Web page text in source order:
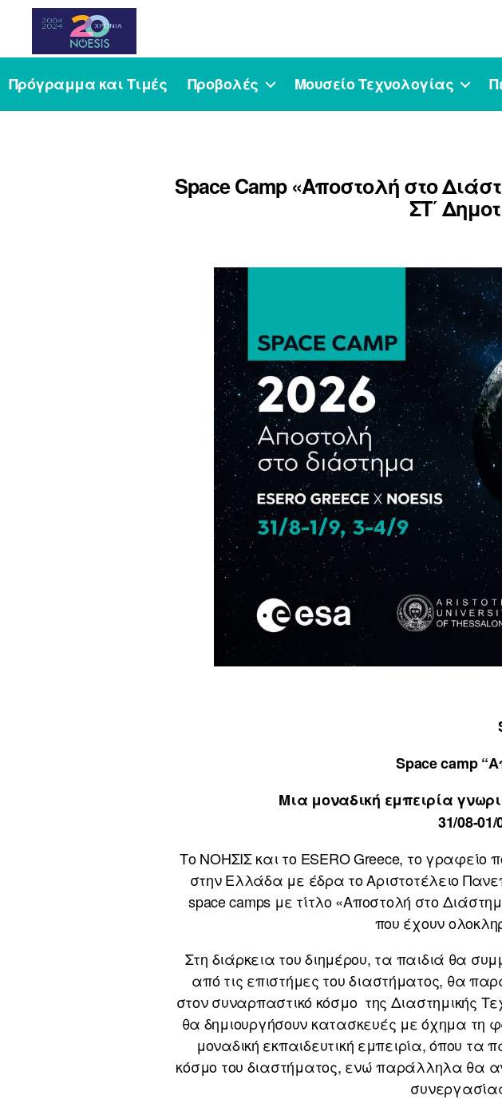
Noesis
Πρόγραμμα και Τιμές
Προβολές Μουσείο Τεχνολογίας
Space Camp «Αποστολή στο
ΣΤ΄
Spacecamp “
Μια μοναδική εμπειρία
31/08-
Το ΝΟΗΣΙΣ και το ESERO Greece, το γραφείο
στην Ελλάδα με έδρα το Αριστοτέλειο
space camps με τίτλο «Αποστολή στο
που έχουν
Στη διάρκεια του διημέρου, τα παιδιά θα
από τις επιστήμες του διαστήματος, θα
στον συναρπαστικό κόσμο της Διαστημικής
θα δημιουργήσουν κατασκευές με όχημα τη
μοναδική εκπαιδευτική εμπειρία, όπου τα
κόσμο του διαστήματος, ενώ παράλληλα θα